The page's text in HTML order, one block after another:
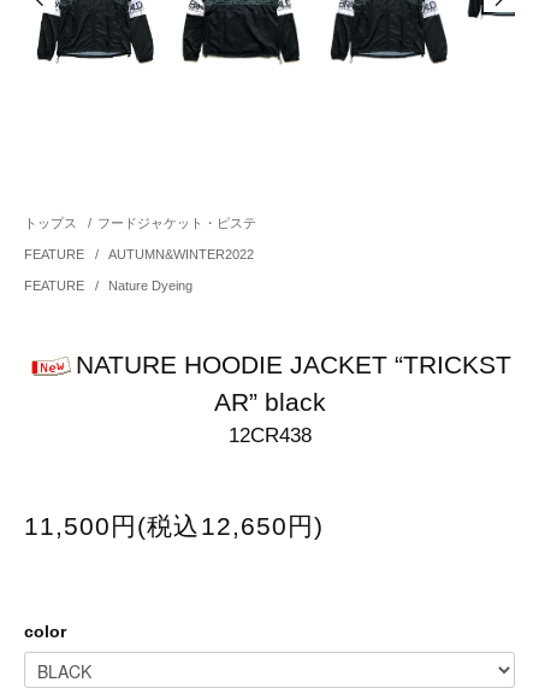
トップス / フードジャケット・ピステ
FEATURE / AUTUMN&WINTER2022
FEATURE / Nature Dyeing
NATURE HOODIE JACKET “TRICKST
AR” black
12CR438
11,500円(税込12,650円)
color